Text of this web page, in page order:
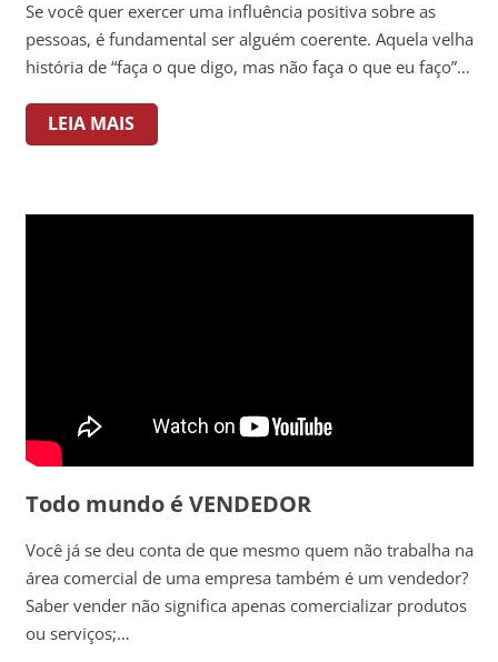
Se você quer exercer uma influência positiva sobre as
pessoas, é fundamental ser alguém coerente. Aquela velha
história de “faça o que digo, mas não faça o que eu faço”…
LEIA MAIS
Todo mundo é VENDEDOR
Você já se deu conta de que mesmo quem não trabalha na
área comercial de uma empresa também é um vendedor?
Saber vender não significa apenas comercializar produtos
ou serviços;…